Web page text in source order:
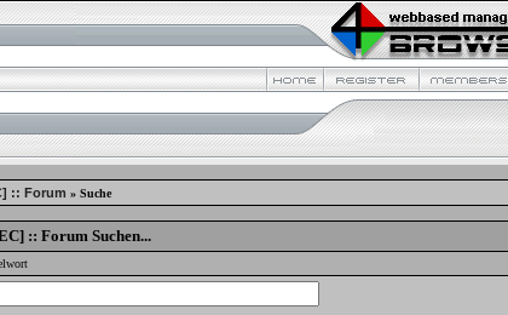
:: Forum » Suche
:: Forum Suchen...